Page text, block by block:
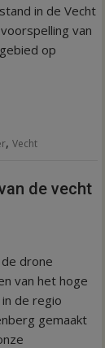
in de Vecht
van
op
,Vecht
de vecht
de drone
van het hoge
de regio
gemaakt